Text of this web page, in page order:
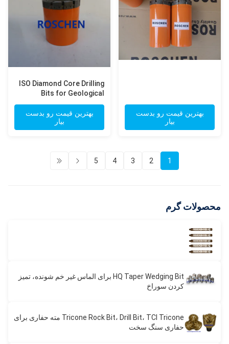
بهترین قیمت رو بدست
بیار
ISO Diamond Core Drilling
Bits for Geological
Exploration Core Drilling
بهترین قیمت رو بدست
بیار
1
2
3
4
5
محصولات گرم
HQ Taper Wedging Bit برای الماس غیر خم شونده، تمیز
کردن سوراخ
Tricone Rock Bit، Drill Bit، TCI Tricone مته حفاری برای
حفاری سنگ سخت